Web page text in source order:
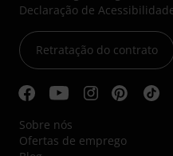
Declaração de
Retratação do contrato
Sobre nós
Ofertas de emprego